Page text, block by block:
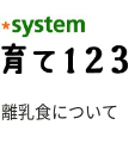
離乳食について